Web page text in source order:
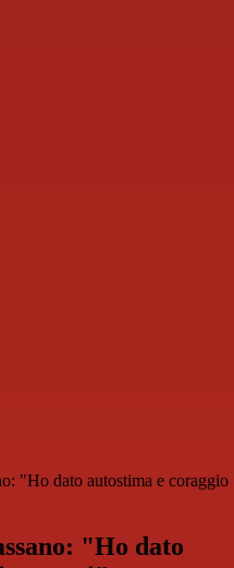
"Ho dato autostima e coraggio
"Ho dato